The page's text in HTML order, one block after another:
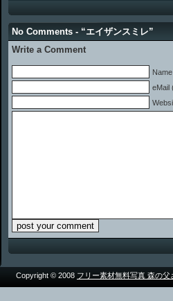
No Comments - “エイザンスミレ”
Write a Comment
eMail
Copyright © 2008 フリー素材無料写真 森の父